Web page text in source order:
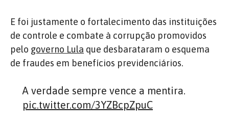
E foi justamente o fortalecimento das instituições
de controle e combate à corrupção promovidos
pelo governo Lula que desbarataram o esquema
de fraudes em benefícios previdenciários.
A verdade sempre vence a mentira.
pic.twitter.com/3YZBcpZpuC